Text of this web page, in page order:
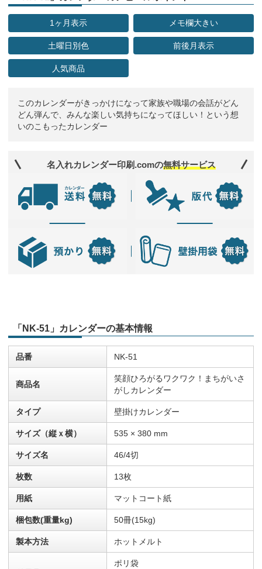
1ヶ月表示 メモ欄大きい
土曜日別色 前後月表示
人気商品
このカレンダーがきっかけになって家族や職場の会話がどん
どん弾んで、みんな楽しい気持ちになってほしい！という想
いのこもったカレンダー
名入れカレンダー印刷.comの無料サービス
「NK-51」カレンダーの基本情報
品番 NK-51
商品名
笑顔ひろがるワクワク！まちがいさ
がしカレンダー
タイプ 壁掛けカレンダー
サイズ（縦ｘ横） 535 × 380 mm
サイズ名 46/4切
枚数 13枚
用紙 マットコート紙
梱包数(重量kg) 50冊(15kg)
製本方法 ホットメルト
ポリ袋